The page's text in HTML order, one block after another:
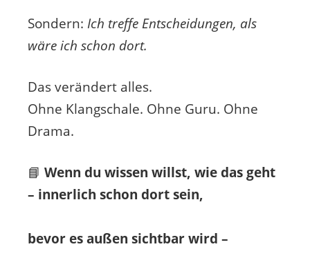
Sondern: Ich treffe Entscheidungen, als
wäre ich schon dort.
Das verändert alles.
Ohne Klangschale. Ohne Guru. Ohne
Drama.
📘 Wenn du wissen willst, wie das geht
– innerlich schon dort sein,
bevor es außen sichtbar wird –